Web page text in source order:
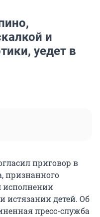
и
уедет в
приговор в
признанного
истязании детей. Об
пресс-служба